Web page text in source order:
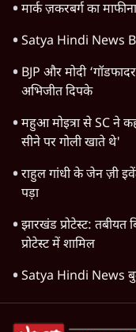
मार्क ज़करबर्ग का
Satya Hindi News
BJP और मोदी
अभिजीत दिपके
महुआ मोइत्रा से SC ने
सीने पर गोली खाते थे'
राहुल गांधी के जेन ज़ी
पड़ा
झारखंड प्रोटेस्ट: तबीयत
प्रोटेस्ट में शामिल
Satya Hindi News